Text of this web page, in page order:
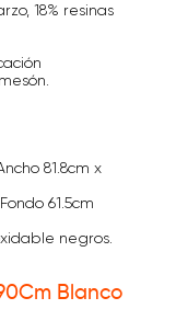
18% resinas
81.8cm x
61.5cm
negros.
Blanco